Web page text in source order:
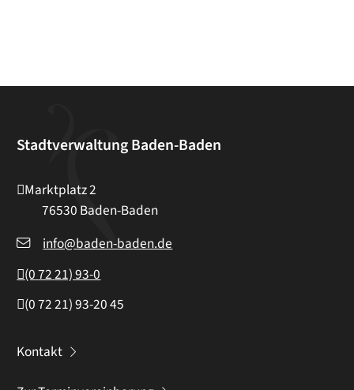
Stadtverwaltung Baden-Baden
Marktplatz 2
76530 Baden-Baden
info@baden-baden.de
(07221) 93-0
(07221) 93-2045
Kontakt